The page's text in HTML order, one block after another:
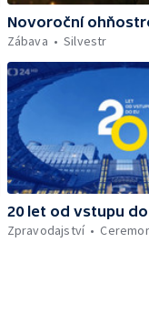
Novoroční
Zábava
Silvestr
20 let od vstupu do
Zpravodajství